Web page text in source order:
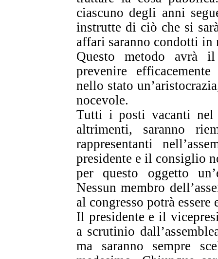
ciascuno degli anni
instrutte di ciò che si
affari saranno condotti
Questo metodo avrà
prevenire
nello stato
nocevole.
Tutti i posti vacanti nel
altrimenti, saranno
rappresentanti
presidente e il consiglio
per questo oggetto
Nessun membro
al congresso potrà
Il presidente e il
a scrutinio
ma saranno sempre